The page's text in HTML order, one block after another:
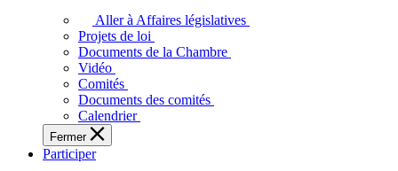
adopte
touchent
des
Ontariennes
et
Aller à Affaires législatives
Projets de loi
Documents de la Chambre
Vidéo
Comités
Documents des comités
Calendrier
Fermer
Participer